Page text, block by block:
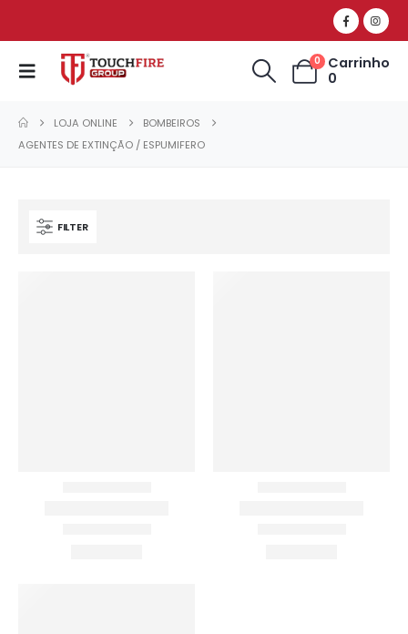
0
Carrinho
0
LOJA ONLINE
BOMBEIROS
AGENTES DE EXTINÇÃO / ESPUMIFERO
FILTER